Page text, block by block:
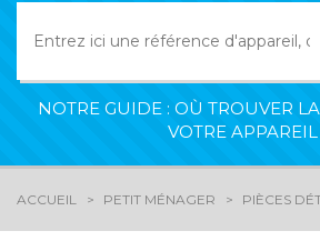
NOTRE GUIDE : OÙ TROUVER
VOTRE APPAREIL
ACCUEIL PETIT MÉNAGER PIÈCES